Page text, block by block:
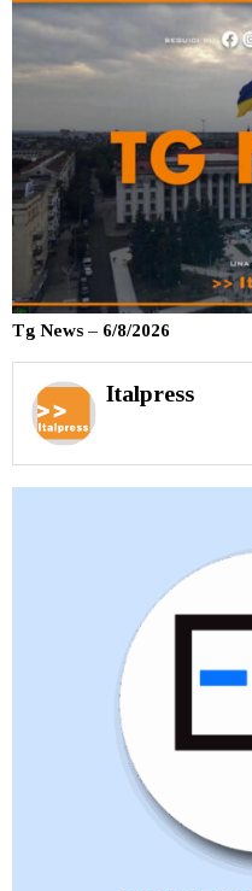
Tg News – 6/8/2026
Italpress